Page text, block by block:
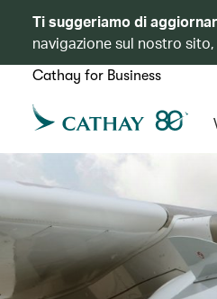
Ti suggeriamo di
navigazione sul nostro
Cathay for Business